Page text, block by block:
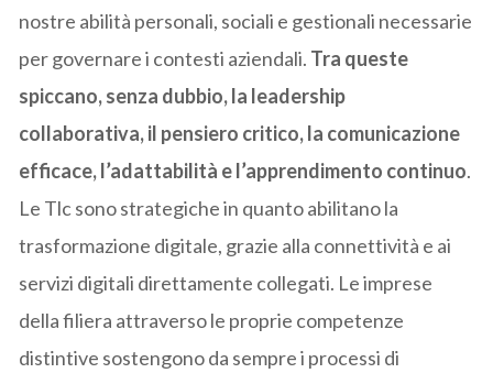
nostre abilità personali, sociali e gestionali necessarie
per governare i contesti aziendali. Tra queste
spiccano, senza dubbio, la leadership
collaborativa, il pensiero critico, la comunicazione
efficace, l’adattabilità e l’apprendimento continuo.
Le Tlc sono strategiche in quanto abilitano la
trasformazione digitale, grazie alla connettività e ai
servizi digitali direttamente collegati. Le imprese
della filiera attraverso le proprie competenze
distintive sostengono da sempre i processi di